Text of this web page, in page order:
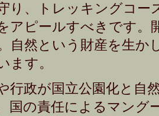
り、トレッキングコー
アピールすべきです。
自然という財産を生か
ます。
行政が国立公園化と自
国の責任によるマング